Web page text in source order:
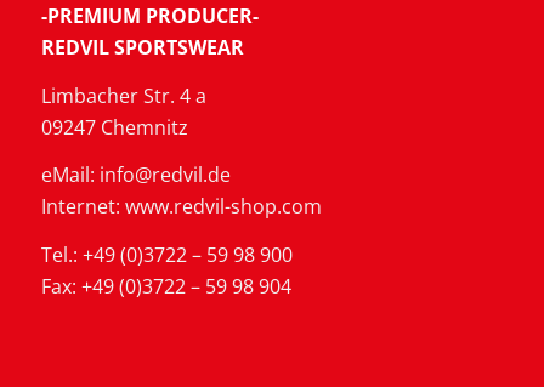
-PREMIUM PRODUCER-
REDVIL SPORTSWEAR
Limbacher Str. 4 a
09247 Chemnitz
eMail: info@redvil.de
Internet: www.redvil-shop.com
Tel.: +49 (0)3722 – 59 98 900
Fax: +49 (0)3722 – 59 98 904